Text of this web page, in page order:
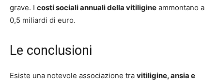
grave. I costi sociali annuali della vitiligine ammontano a
0,5 miliardi di euro.
Le conclusioni
Esiste una notevole associazione tra vitiligine, ansia e